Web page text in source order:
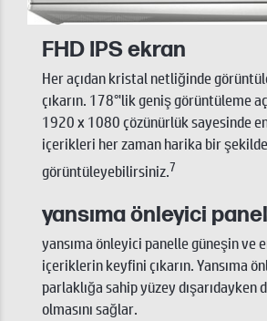
FHD IPS ekran
Her açıdan kristal netliğinde
çıkarın. 178°'lik geniş görüntüleme
1920 x 1080 çözünürlük sayesinde
içerikleri her zaman harika bir şekilde
görüntüleyebilirsiniz.7
yansıma önleyici panel
yansıma önleyici panelle güneşin ve
içeriklerin keyfini çıkarın. Yansıma
parlaklığa sahip yüzey dışarıdayken
olmasını sağlar.